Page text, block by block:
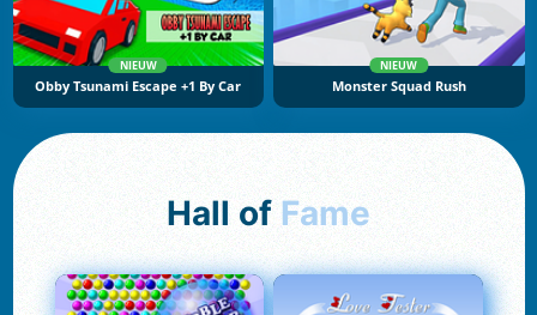
NIEUW
Obby Tsunami Escape +1 By Car
NIEUW
Monster Squad Rush
Hall of Fame